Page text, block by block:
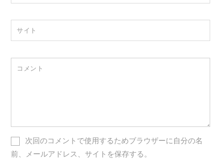
サイト
コメント
次回のコメントで使用するためブラウザーに自分の名
前、メールアドレス、サイトを保存する。